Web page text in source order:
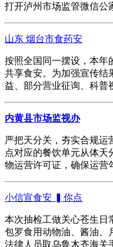
打开泸州市场监管微信公
山东 烟台市食药安
按照全国同一摆设，本年
共享食安。为加强宣传结
益、部分营业征询、科普
内黄县市场监视办
严把天分关，夯实合规运
点对应的餐饮单元从体天
物运营许可证，确保运营
小信宣食安 ▍你点
本次抽检工做关心苍生日
包罗食用动物油、酱油、
法律人员取乌鲁木齐海关